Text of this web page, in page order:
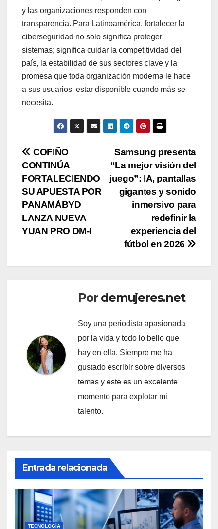
y las organizaciones responden con
transparencia. Para Latinoamérica, fortalecer la
ciberseguridad no solo significa proteger
sistemas; significa cuidar la competitividad del
país, la estabilidad de sus sectores clave y la
promesa que toda organización moderna le hace
a sus usuarios: estar disponible cuando más se
necesita.
Navegación
de
entradas
Samsung presenta
“La mejor visión del
juego”: IA, pantallas
gigantes y sonido
inmersivo para
redefinir la
experiencia del
fútbol en 2026
COFIÑO
CONTINÚA
FORTALECIENDO
SU APUESTA POR
PANAMÁBYD
LANZA NUEVA
YUAN PRO DM-I
Por demujeres.net
Soy una periodista apasionada
por la vida y todo lo bello que
hay en ella. Siempre me ha
gustado escribir sobre diversos
temas y este es un excelente
momento para explotar mi
talento.
Entrada relacionada
TECNOLOGÍA